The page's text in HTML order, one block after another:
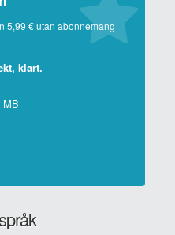
5,99 € utan abonnemang
klart.
MB